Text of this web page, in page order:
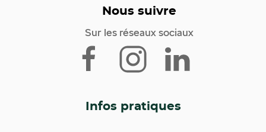
Nous suivre
Sur les réseaux sociaux
Infos pratiques